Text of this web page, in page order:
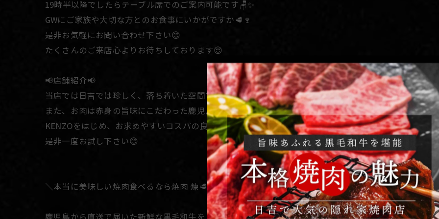
19時半以降でしたらテーブル席でのご案内可能です🪑✨
GWにご家族や大切な方とのお食事にいかがですか🥩🍷
是非お気軽にお問い合わせ下さい😊
たくさんのご来店心よりお待ちしております😌
📢店舗紹介📢
当店では日吉では珍しく、落ち着いた空間で焼肉を楽しめる空間をご用意しております🪑
また、お肉は赤身の旨味にこだわった鹿児島県産黒毛和牛を専門として取り扱っており、ワインとの相
KENZOをはじめ、お求めやすいコスパの良いワインを取り揃えております😍
是非一度お試し下さい😊
＼本当に美味しい焼肉食べるなら焼肉 煉🥩✨／
鹿児島から直送で届いた新鮮な黒毛和牛を